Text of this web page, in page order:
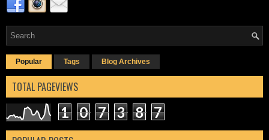
Popular Tags Blog Archives
TOTAL PAGEVIEWS
1 0 7 3 8 7